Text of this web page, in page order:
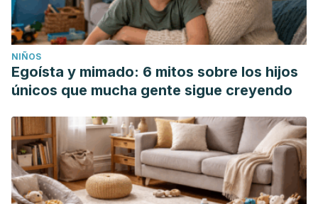
NIÑOS
Egoísta y mimado: 6 mitos sobre los hijos
únicos que mucha gente sigue creyendo